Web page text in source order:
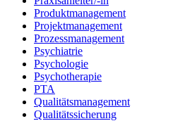
Produktmanagement
Projektmanagement
Prozessmanagement
Psychiatrie
Psychologie
Psychotherapie
PTA
Qualitätsmanagement
Qualitätssicherung